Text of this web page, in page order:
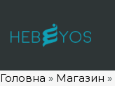
Головна » Магазин »